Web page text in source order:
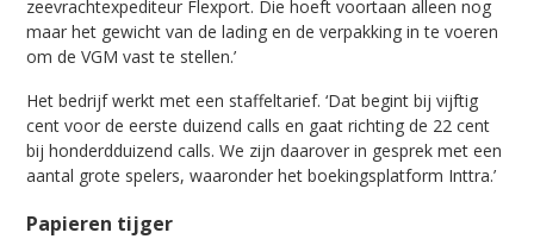
zeevrachtexpediteur Flexport. Die hoeft voortaan alleen nog
maar het gewicht van de lading en de verpakking in te voeren
om de VGM vast te stellen.’
Het bedrijf werkt met een staffeltarief. ‘Dat begint bij vijftig
cent voor de eerste duizend calls en gaat richting de 22 cent
bij honderdduizend calls. We zijn daarover in gesprek met een
aantal grote spelers, waaronder het boekingsplatform Inttra.’
Papieren tijger